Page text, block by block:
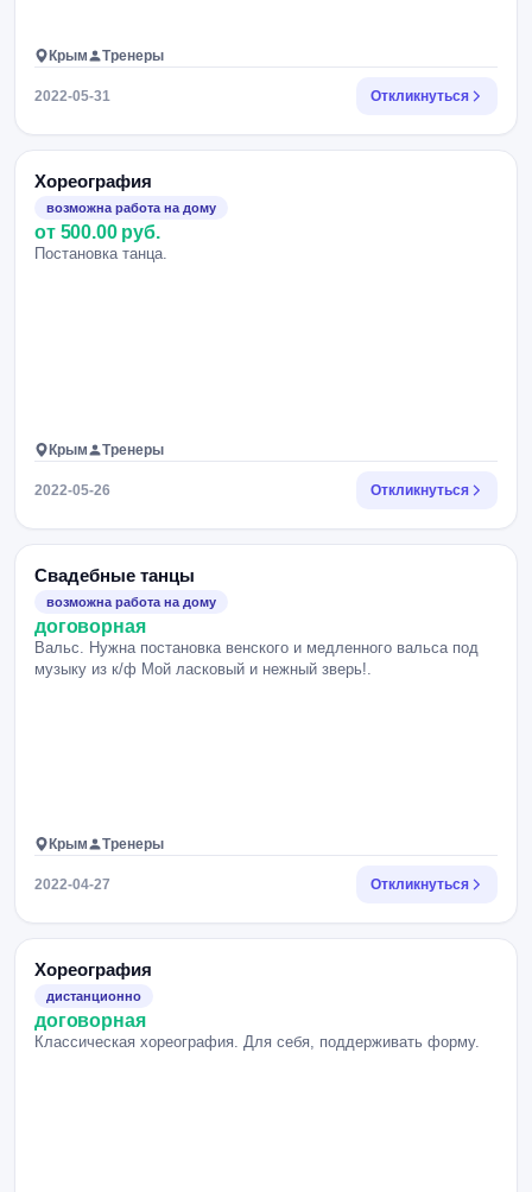
Крым Тренеры
2022-05-31 Откликнуться
Хореография
возможна работа на дому
от 500.00 руб.
Постановка танца.
Крым Тренеры
2022-05-26 Откликнуться
Свадебные танцы
возможна работа на дому
договорная
Вальс. Нужна постановка венского и медленного вальса под
музыку из к/ф Мой ласковый и нежный зверь!.
Крым Тренеры
2022-04-27 Откликнуться
Хореография
дистанционно
договорная
Классическая хореография. Для себя, поддерживать форму.